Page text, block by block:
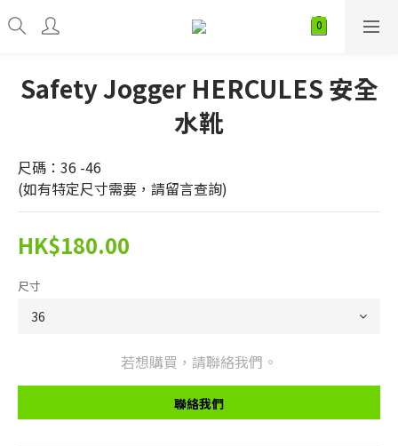
Safety Jogger HERCULES 安全
水靴
尺碼：36 -46
(如有特定尺寸需要，請留言查詢)
HK$180.00
尺寸
若想購買，請聯絡我們。
聯絡我們